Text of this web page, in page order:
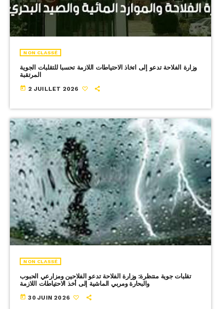
NON CLASSÉ
وزارة الفلاحة تدعو إلى اتخاذ الاحتياطات اللازمة تحسبا للتقلبات الجوية
المرتقبة
today 2 JUILLET 2026
NON CLASSÉ
تقلبات جوية منتظرة: وزارة الفلاحة تدعو الفلاحين ومزارعي الحبوب
والبحارة ومربي الماشية إلى أخذ الاحتياطات اللازمة
today 30 JUIN 2026